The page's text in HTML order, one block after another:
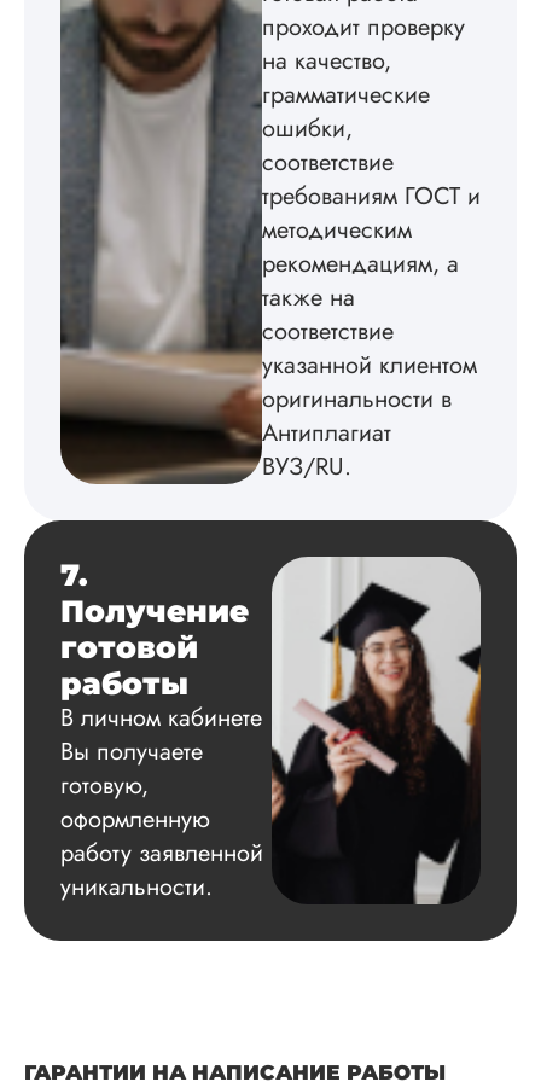
редактирования
не
Читать полный
проходит проверку
на качество,
грамматические
ошибки,
соответствие
требованиям ГОСТ и
методическим
рекомендациям, а
также на
соответствие
указанной клиентом
оригинальности в
Антиплагиат
ВУЗ/RU.
7.
Получение
готовой
работы
В личном кабинете
Вы получаете
готовую,
оформленную
работу заявленной
уникальности.
ГАРАНТИИ НА НАПИСАНИЕ РАБОТЫ